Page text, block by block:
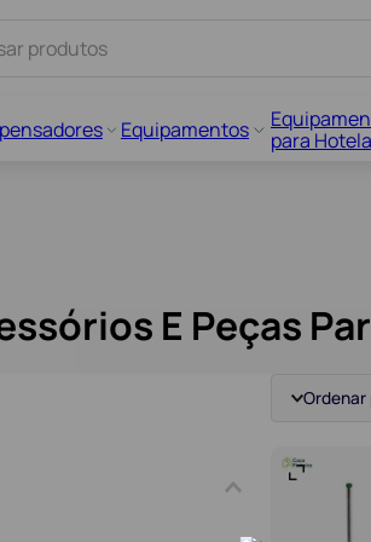
Equipamentos
para
E Peças
Ordenar